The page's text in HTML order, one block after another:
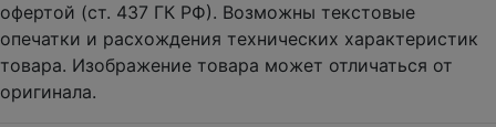
офертой (ст. 437 ГК РФ). Возможны текстовые
опечатки и расхождения технических характеристик
товара. Изображение товара может отличаться от
оригинала.